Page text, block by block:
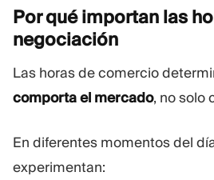
Por qué importan las
negociación
Las horas de comercio
comporta el mercado, no solo
En diferentes momentos del
experimentan: